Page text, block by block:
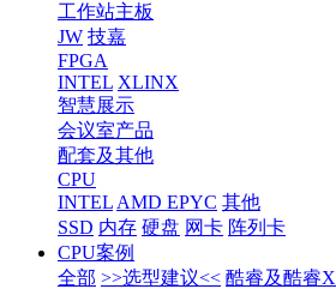
工作站主板
JW 技嘉
FPGA
INTEL XLINX
智慧展示
会议室产品
配套及其他
CPU
INTEL AMD EPYC 其他
SSD 内存 硬盘 网卡 阵列卡
CPU案例
全部 >>选型建议<< 酷睿及酷睿X